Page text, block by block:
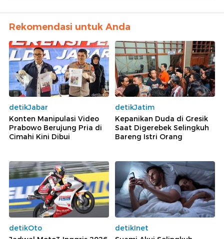
Rekomendasi untuk Anda
detikJabar
Konten Manipulasi Video
Prabowo Berujung Pria di
Cimahi Kini Dibui
detikJatim
Kepanikan Duda di Gresik
Saat Digerebek Selingkuh
Bareng Istri Orang
detikOto
detikInet